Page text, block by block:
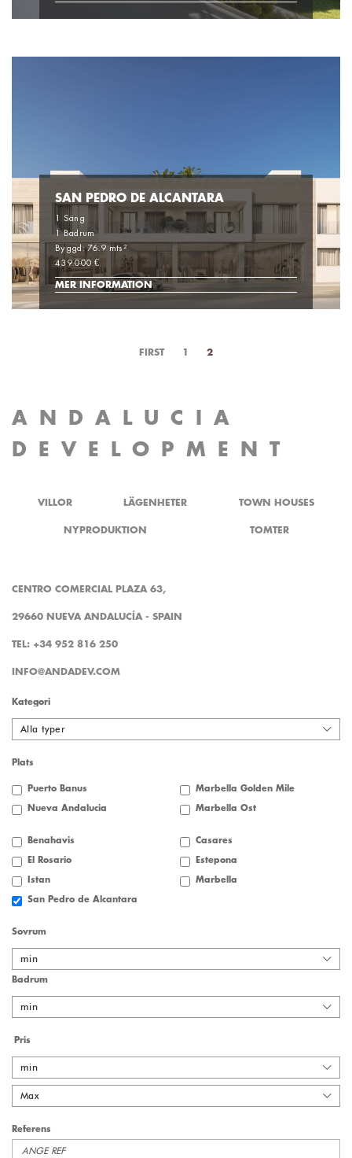
SAN PEDRO DE ALCANTARA
1 Säng
1 Badrum
Byggd: 76.9 mts²
439.000 €
MER INFORMATION
FIRST 1 2
ANDALUCIA
DEVELOPMENT
VILLOR LÄGENHETER TOWN HOUSES
NYPRODUKTION TOMTER
CENTRO COMERCIAL PLAZA 63,
29660 NUEVA ANDALUCÍA - SPAIN
TEL: +34 952 816 250
INFO@ANDADEV.COM
Kategori
Alla typer
Plats
Puerto Banus Marbella Golden Mile
Nueva Andalucia Marbella Öst
Benahavis Casares
El Rosario Estepona
Istan Marbella
San Pedro de Alcantara
Sovrum
min
Badrum
min
Pris
min
Max
Referens